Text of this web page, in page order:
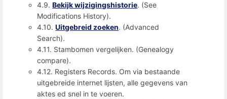
4.9.Bekijk wijzigingshistorie. (See
Modifications History).
4.10.Uitgebreid zoeken. (Advanced
Search).
4.11. Stambomen vergelijken. (Genealogy
compare).
4.12. Registers Records. Om via bestaande
uitgebreide internet lijsten, alle gegevens van
aktes ed snel in te voeren.